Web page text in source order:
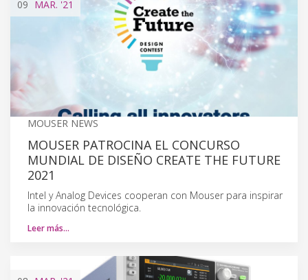
09 MAR. '21
MOUSER NEWS
MOUSER PATROCINA EL CONCURSO
MUNDIAL DE DISEÑO CREATE THE FUTURE
2021
Intel y Analog Devices cooperan con Mouser para inspirar
la innovación tecnológica.
Leer más…